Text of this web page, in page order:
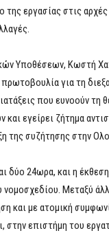
εργασίας στις
Υποθέσεων, Κωστή
για τη
που ευνοούν τη
εγείρει ζήτημα
της συζήτησης στην
δύο 24ωρα, και η
Μεταξύ
και µε ατοµική
επιστήµη του